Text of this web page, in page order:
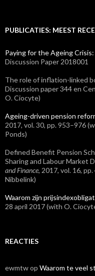
PUBLICATIES: MEEST
Paying for the Ageing
Discussion Paper 2018001
The role of inflation-linked
Discussion paper 344 en
O. Ciocyte)
Ageing-driven pension
2017, vol. 30, pp. 953–976
Ponds)
Defined Benefit Pension
Sharing and Labour Market
and Finance, 2017, vol. 16,
Nibbelink)
Waarom zijn
28 april 2017 (with O.
REACTIES
ewmtwop Waarom te veel